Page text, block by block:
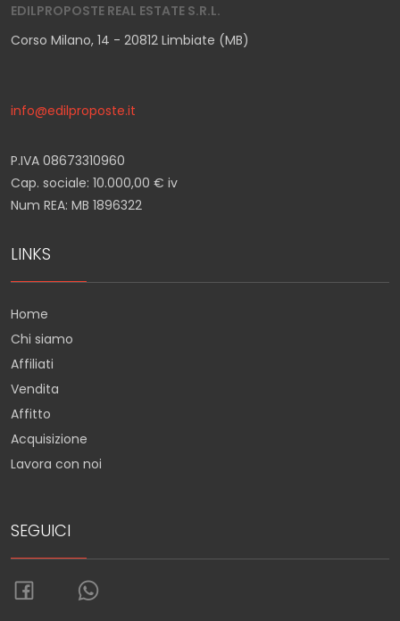
EDILPROPOSTE REAL ESTATE S.R.L.
Corso Milano, 14 - 20812 Limbiate (MB)
info@edilproposte.it
P.IVA 08673310960
Cap. sociale: 10.000,00 € iv
Num REA: MB 1896322
LINKS
Home
Chi siamo
Affiliati
Vendita
Affitto
Acquisizione
Lavora con noi
SEGUICI